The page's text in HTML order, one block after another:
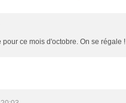
ce mois d'octobre. On se régale !